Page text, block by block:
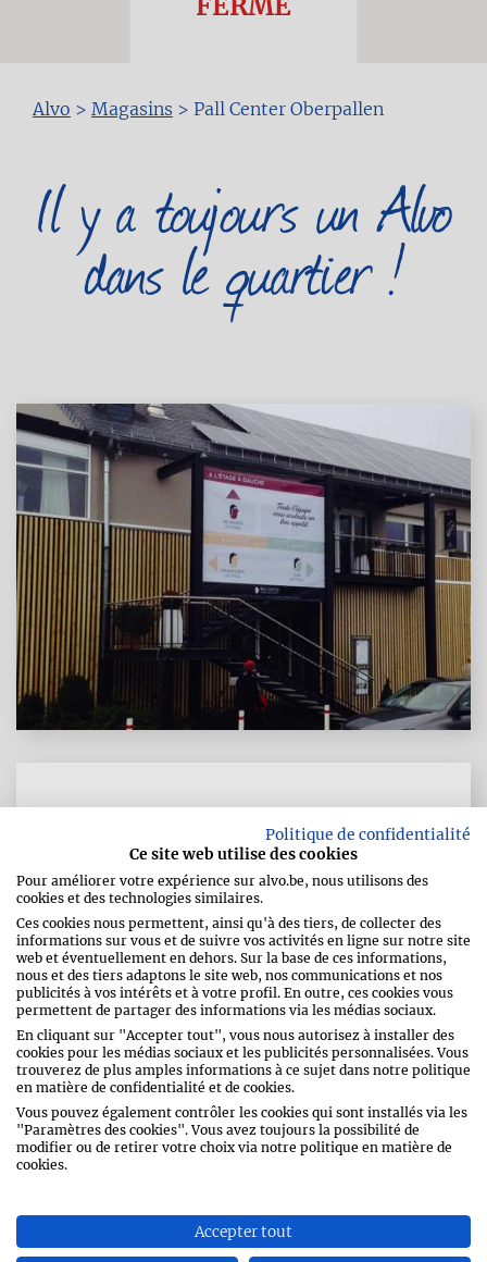
Fil
d'Ariane
Alvo > Magasins > Pall Center Oberpallen
Il y a toujours un Alvo
dans le quartier !
PALL CENTER OBERPALLEN
Route d'Arlon 2
8552 Oberpallen
Luxembourg
Téléphone
00352/23 64 41
Adresse e-mail
info@pallcenter.lu
Fax
00352/23 62 07 74
http://www.pallcenter.lu
Politique de confidentialité
Ce site web utilise des cookies
Pour améliorer votre expérience sur alvo.be, nous utilisons des
cookies et des technologies similaires.
Ces cookies nous permettent, ainsi qu'à des tiers, de collecter des
informations sur vous et de suivre vos activités en ligne sur notre site
web et éventuellement en dehors. Sur la base de ces informations,
nous et des tiers adaptons le site web, nos communications et nos
publicités à vos intérêts et à votre profil. En outre, ces cookies vous
permettent de partager des informations via les médias sociaux.
En cliquant sur "Accepter tout", vous nous autorisez à installer des
cookies pour les médias sociaux et les publicités personnalisées. Vous
trouverez de plus amples informations à ce sujet dans notre politique
en matière de confidentialité et de cookies.
Vous pouvez également contrôler les cookies qui sont installés via les
"Paramètres des cookies". Vous avez toujours la possibilité de
modifier ou de retirer votre choix via notre politique en matière de
cookies.
Accepter tout